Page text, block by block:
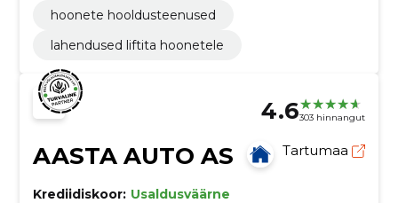
hoonete hooldusteenused
lahendused liftita hoonetele
4.6303 hinnangut
AASTA AUTO AS Tartumaa
Krediidiskoor: Usaldusväärne